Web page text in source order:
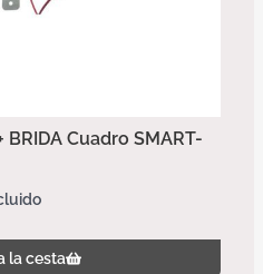
BRIDA Cuadro SMART-
la cesta